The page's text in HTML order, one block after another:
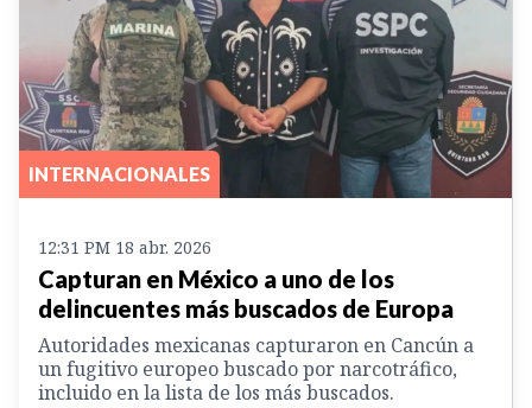
INTERNACIONALES
12:31 PM 18 abr. 2026
Capturan en México a uno de los
delincuentes más buscados de Europa
Autoridades mexicanas capturaron en Cancún a
un fugitivo europeo buscado por narcotráfico,
incluido en la lista de los más buscados.